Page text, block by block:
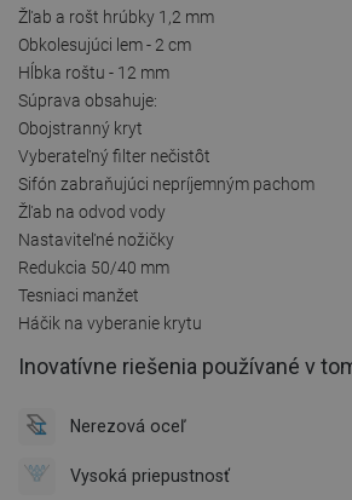
Žľab a rošt hrúbky 1,2 mm
Obkolesujúci lem - 2 cm
Hĺbka roštu - 12 mm
Súprava obsahuje:
Obojstranný kryt
Vyberateľný filter nečistôt
Sifón zabraňujúci nepríjemným pachom
Žľab na odvod vody
Nastaviteľné nožičky
Redukcia 50/40 mm
Tesniaci manžet
Háčik na vyberanie krytu
Inovatívne riešenia používané v
Nerezová oceľ
Vysoká priepustnosť